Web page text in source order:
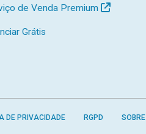
de Venda Premium
Grátis
DE PRIVACIDADE RGPD